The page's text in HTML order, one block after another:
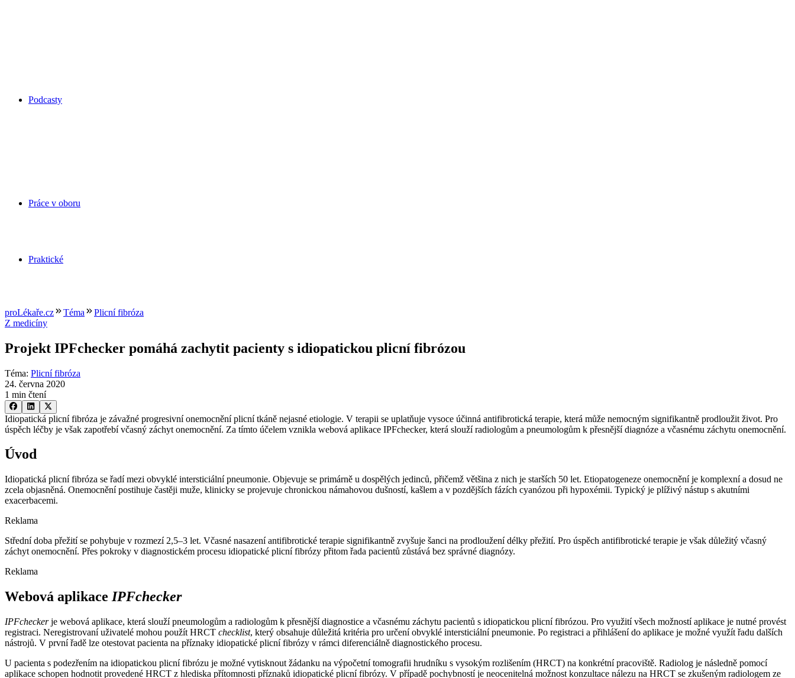
Podcasty
Práce v oboru
Praktické
proLékaře.cz Téma
Plicní fibróza
Z medicíny
Projekt IPFchecker pomáhá zachytit pacienty s idiopatickou plicní fibrózou
Téma: Plicní fibróza
24. června 2020
1 min čtení
Idiopatická plicní fibróza je závažné progresivní onemocnění plicní tkáně nejasné etiologie. V terapii se uplatňuje vysoce účinná antifibrotická terapie, která může nemocným signifikantně prodloužit život. Pro
úspěch léčby je však zapotřebí včasný záchyt onemocnění. Za tímto účelem vznikla webová aplikace IPFchecker, která slouží radiologům a pneumologům k přesnější diagnóze a včasnému záchytu onemocnění.
Úvod
Idiopatická plicní fibróza se řadí mezi obvyklé intersticiální pneumonie. Objevuje se primárně u dospělých jedinců, přičemž většina z nich je starších 50 let. Etiopatogeneze onemocnění je komplexní a dosud ne
zcela objasněná. Onemocnění postihuje častěji muže, klinicky se projevuje chronickou námahovou dušností, kašlem a v pozdějších fázích cyanózou při hypoxémii. Typický je plíživý nástup s akutními
exacerbacemi.
Reklama
Střední doba přežití se pohybuje v rozmezí 2,5–3 let. Včasné nasazení antifibrotické terapie signifikantně zvyšuje šanci na prodloužení délky přežití. Pro úspěch antifibrotické terapie je však důležitý včasný
záchyt onemocnění. Přes pokroky v diagnostickém procesu idiopatické plicní fibrózy přitom řada pacientů zůstává bez správné diagnózy.
Reklama
Webová aplikaceIPFchecker
IPFcheckerje webová aplikace, která slouží pneumologům a radiologům k přesnější diagnostice a včasnému záchytu pacientů s idiopatickou plicní fibrózou. Pro využití všech možností aplikace je nutné provést
registraci. Neregistrovaní uživatelé mohou použít HRCT checklist, který obsahuje důležitá kritéria pro určení obvyklé intersticiální pneumonie. Po registraci a přihlášení do aplikace je možné využít řadu dalších
nástrojů. V první řadě lze otestovat pacienta na příznaky idiopatické plicní fibrózy v rámci diferenciálně diagnostického procesu.
U pacienta s podezřením na idiopatickou plicní fibrózu je možné vytisknout žádanku na výpočetní tomografii hrudníku s vysokým rozlišením (HRCT) na konkrétní pracoviště. Radiolog je následně pomocí
aplikace schopen hodnotit provedené HRCT z hlediska přítomnosti příznaků idiopatické plicní fibrózy. V případě pochybností je neocenitelná možnost konzultace nálezu na HRCT se zkušeným radiologem ze